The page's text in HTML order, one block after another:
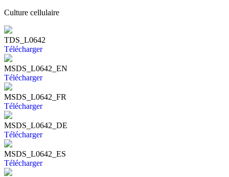
Culture cellulaire
TDS_L0642
Télécharger
MSDS_L0642_EN
Télécharger
MSDS_L0642_FR
Télécharger
MSDS_L0642_DE
Télécharger
MSDS_L0642_ES
Télécharger